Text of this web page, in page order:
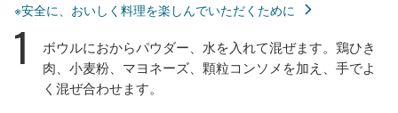
※安全に、おいしく料理を楽しんでいただくために
1
ボウルにおからパウダー、水を入れて混ぜます。鶏ひき
肉、小麦粉、マヨネーズ、顆粒コンソメを加え、手でよ
く混ぜ合わせます。